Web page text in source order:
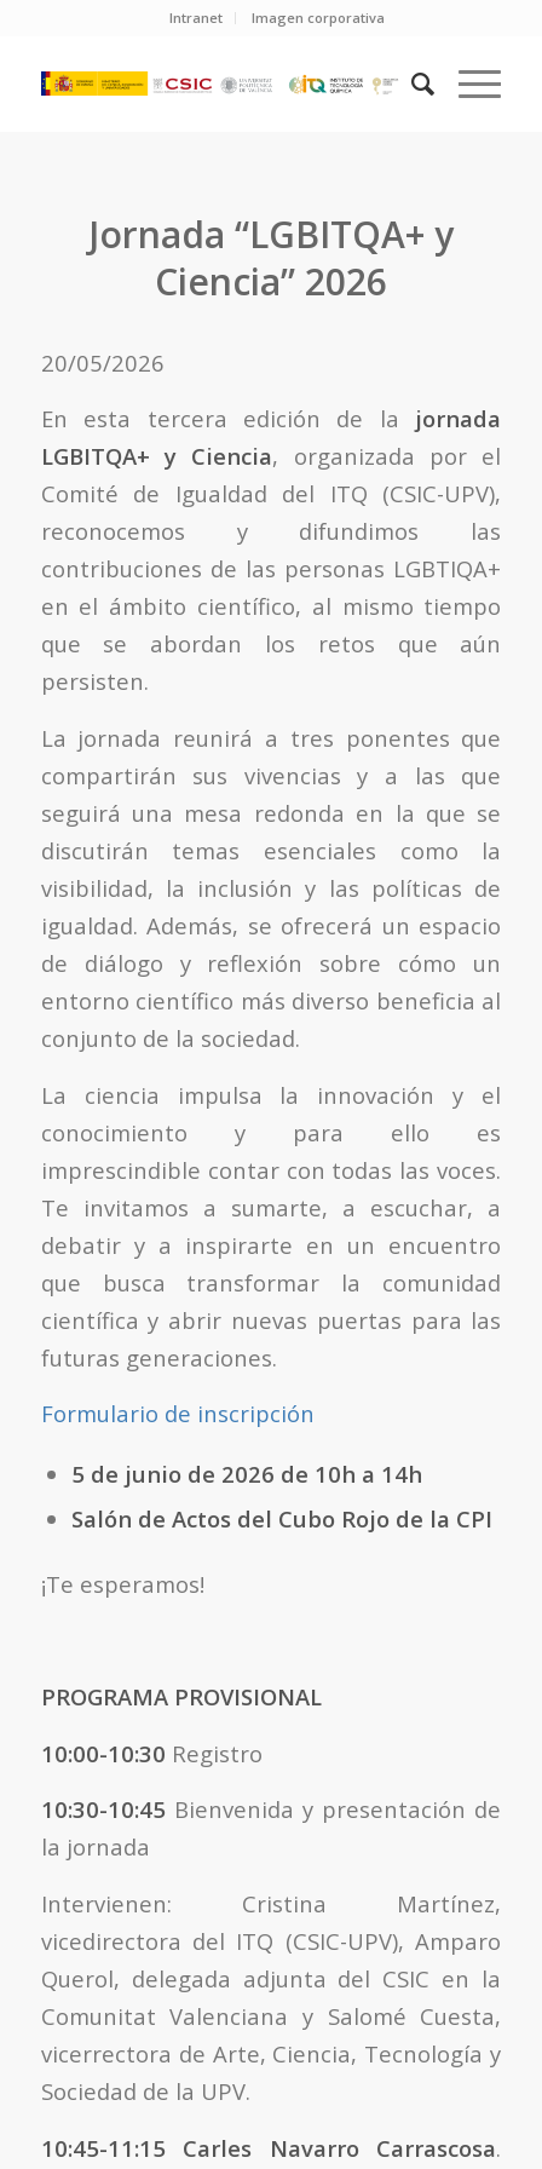
Intranet Imagen corporativa
Jornada “LGBITQA+ y
Ciencia” 2026
20/05/2026
En esta tercera edición de la jornada
LGBITQA+ y Ciencia, organizada por el
Comité de Igualdad del ITQ (CSIC-UPV),
reconocemos y difundimos las
contribuciones de las personas LGBTIQA+
en el ámbito científico, al mismo tiempo
que se abordan los retos que aún
persisten.
La jornada reunirá a tres ponentes que
compartirán sus vivencias y a las que
seguirá una mesa redonda en la que se
discutirán temas esenciales como la
visibilidad, la inclusión y las políticas de
igualdad. Además, se ofrecerá un espacio
de diálogo y reflexión sobre cómo un
entorno científico más diverso beneficia al
conjunto de la sociedad.
La ciencia impulsa la innovación y el
conocimiento y para ello es
imprescindible contar con todas las voces.
Te invitamos a sumarte, a escuchar, a
debatir y a inspirarte en un encuentro
que busca transformar la comunidad
científica y abrir nuevas puertas para las
futuras generaciones.
Formulario de inscripción
5 de junio de 2026 de 10h a 14h
Salón de Actos del Cubo Rojo de la CPI
¡Te esperamos!
PROGRAMA PROVISIONAL
10:00-10:30 Registro
10:30-10:45 Bienvenida y presentación de
la jornada
Intervienen: Cristina Martínez,
vicedirectora del ITQ (CSIC-UPV), Amparo
Querol, delegada adjunta del CSIC en la
Comunitat Valenciana y Salomé Cuesta,
vicerrectora de Arte, Ciencia, Tecnología y
Sociedad de la UPV.
10:45-11:15
Carles Navarro Carrascosa.